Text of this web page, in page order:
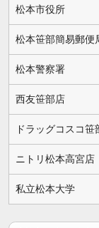
松本市役所
松本笹部簡易郵便
松本警察署
西友笹部店
ドラッグコスコ笹
ニトリ松本高宮店
私立松本大学